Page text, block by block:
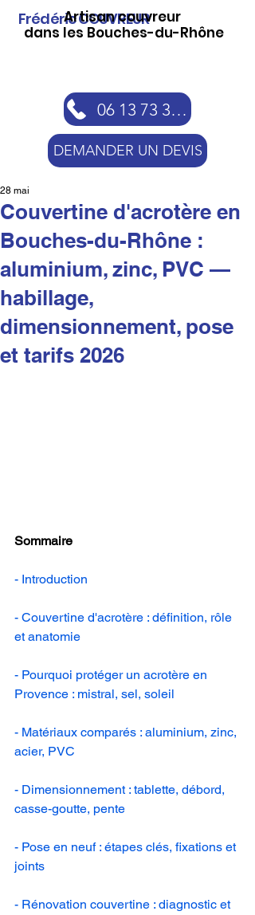
Frédéric COUVREUR
Artisan couvreur
dans les Bouches-du-Rhône
06 13 73 30 46
DEMANDER UN DEVIS
Couvertine d'acrotère en
Bouches-du-Rhône :
aluminium, zinc, PVC —
habillage,
dimensionnement, pose
et tarifs 2026
28 mai
Sommaire
- Introduction
- Couvertine d'acrotère : définition, rôle
et anatomie
- Pourquoi protéger un acrotère en
Provence : mistral, sel, soleil
- Matériaux comparés : aluminium, zinc,
acier, PVC
- Dimensionnement : tablette, débord,
casse-goutte, pente
- Pose en neuf : étapes clés, fixations et
joints
- Rénovation couvertine : diagnostic et